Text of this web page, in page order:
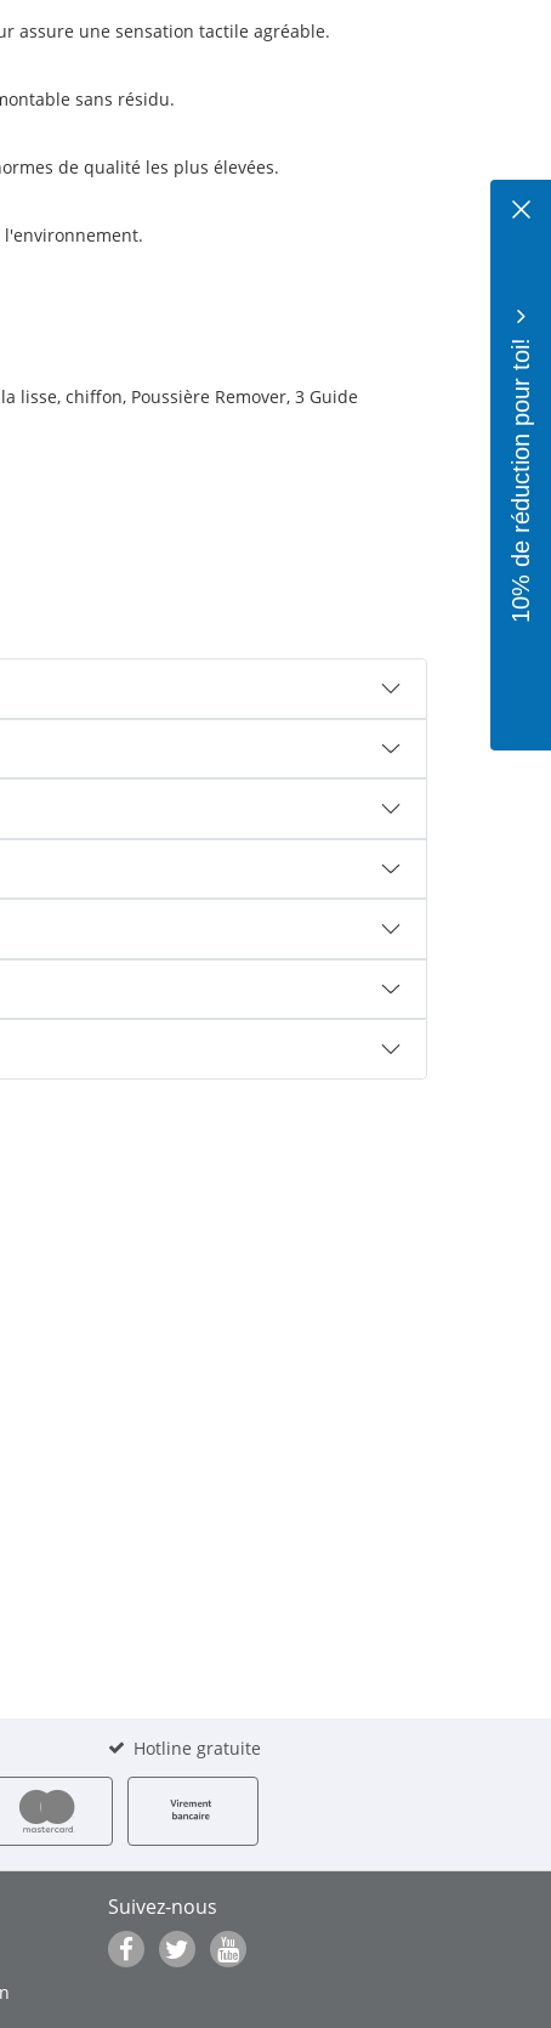
assure une sensation tactile agréable.
sans résidu.
de qualité les plus élevées.
l'environnement.
lisse, chiffon, Poussière Remover, 3 Guide
Hotline gratuite
Suivez-nous
10% de réduction pour toi!